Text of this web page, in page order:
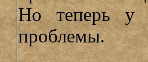
Но теперь у
проблемы.